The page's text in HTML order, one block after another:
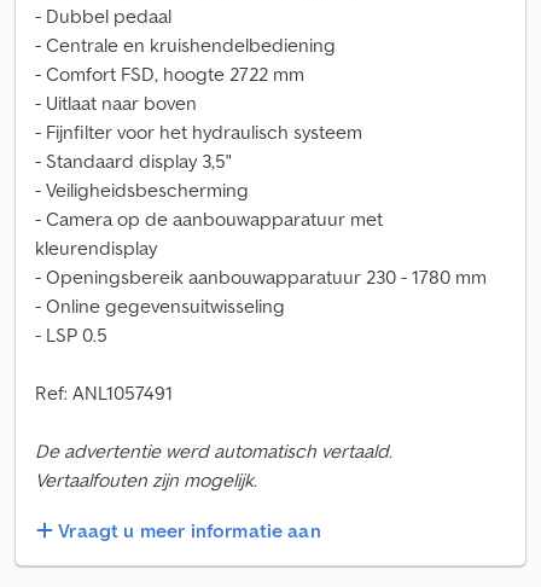
- Dubbel pedaal
- Centrale en kruishendelbediening
- Comfort FSD, hoogte 2722 mm
- Uitlaat naar boven
- Fijnfilter voor het hydraulisch systeem
- Standaard display 3,5"
- Veiligheidsbescherming
- Camera op de aanbouwapparatuur met
kleurendisplay
- Openingsbereik aanbouwapparatuur 230 - 1780 mm
- Online gegevensuitwisseling
- LSP 0.5
Ref: ANL1057491
De advertentie werd automatisch vertaald.
Vertaalfouten zijn mogelijk.
Vraagt u meer informatie aan